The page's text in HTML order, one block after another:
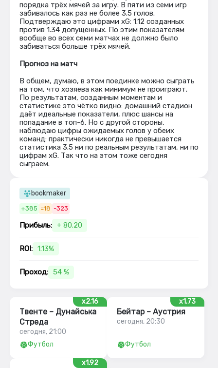
порядка трёх мячей за игру. В пяти из семи игр
забивалось как раз не более 3.5 голов.
Подтверждаю это цифрами xG: 1.12 созданных
против 1.34 допущенных. По этим показателям
вообще во всех семи матчах не должно было
забиваться больше трёх мячей.
Прогноз на матч
В общем, думаю, в этом поединке можно сыграть
на том, что хозяева как минимум не проиграют.
По результатам, созданным моментам и
статистике это чётко видно: домашний стадион
даёт идеальные показатели, плюс шансы на
попадание в топ-6. Но с другой стороны,
наблюдаю цифры ожидаемых голов у обеих
команд: практически никогда не превышается
статистика 3.5 ни по реальным результатам, ни по
цифрам xG. Так что на этом тоже сегодня
сыграем.
bookmaker
+385 =18 -323
Прибыль: + 80.20
ROI: 1.13%
Проход: 54 %
x2.16
Твенте – Дунайська
Стреда
сегодня, 21:00
Футбол
x1.73
Бейтар – Аустрия
сегодня, 20:30
Футбол
x1.92